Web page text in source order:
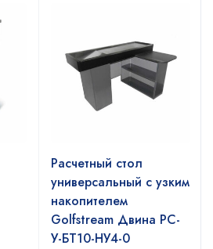
Расчетный стол
универсальный с узким
накопителем
Golfstream Двина РС-
У-БТ10-НУ4-0